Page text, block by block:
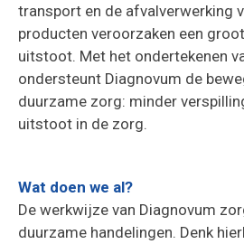
transport en de afvalverwerking
producten veroorzaken een
uitstoot. Met het ondertekenen
ondersteunt Diagnovum de
duurzame zorg: minder
uitstoot in de zorg.
Wat doen we al?
De werkwijze van Diagnovum
duurzame handelingen. Denk